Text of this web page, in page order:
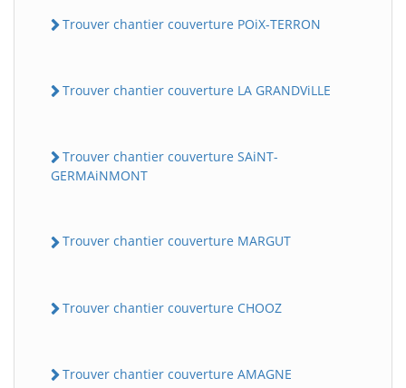
Trouver chantier couverture POiX-TERRON
Trouver chantier couverture LA GRANDViLLE
Trouver chantier couverture SAiNT-
GERMAiNMONT
Trouver chantier couverture MARGUT
Trouver chantier couverture CHOOZ
Trouver chantier couverture AMAGNE